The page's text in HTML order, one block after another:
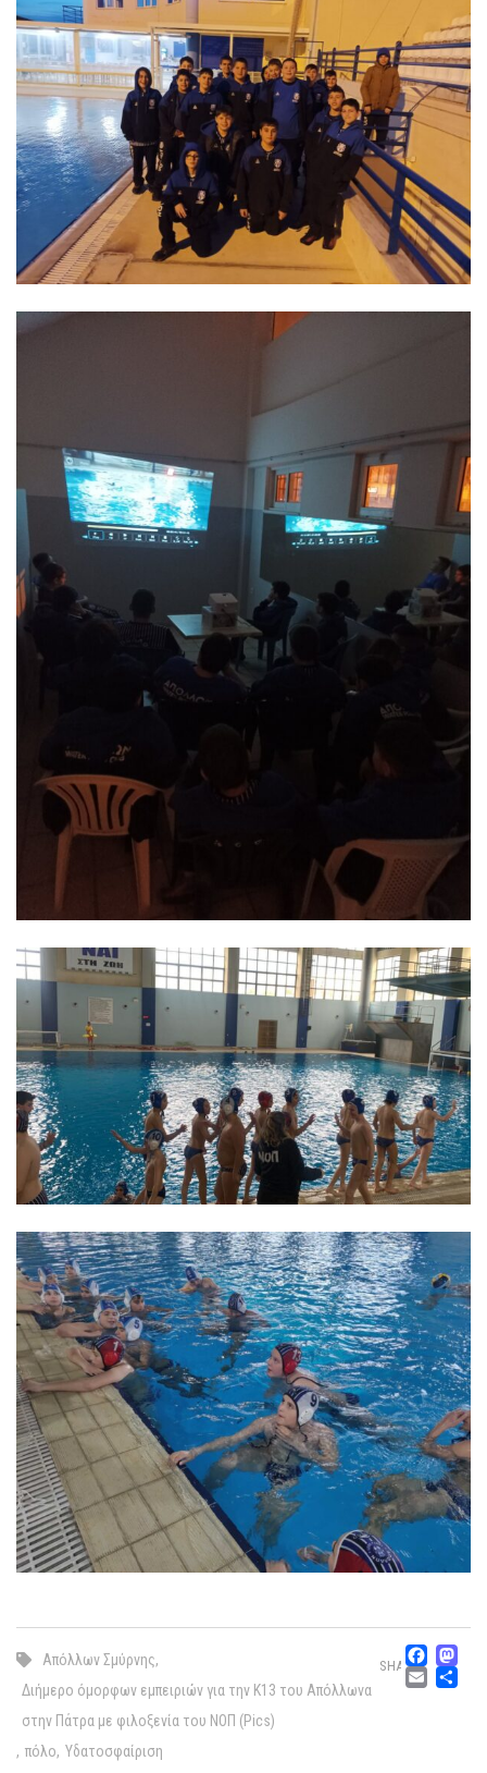
Απόλλων Σμύρνης,
Διήμερο όμορφων εμπειριών για την Κ13 του Απόλλωνα
στην Πάτρα με φιλοξενία του ΝΟΠ (Pics)
, πόλο, Υδατοσφαίριση
SHARE